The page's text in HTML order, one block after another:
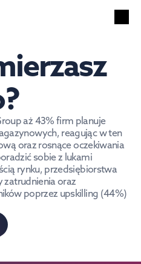
aż 43% firm planuje
reagując w ten
oraz rosnące oczekiwania
sobie z lukami
rynku, przedsiębiorstwa
zatrudnienia oraz
poprzez upskilling (44%)